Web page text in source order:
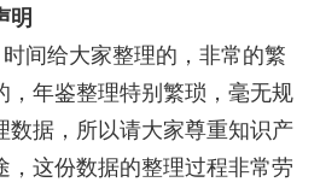
明
间给大家整理的，非常的繁
，年鉴整理特别繁琐，毫无规
数据，所以请大家尊重知识产
这份数据的整理过程非常劳